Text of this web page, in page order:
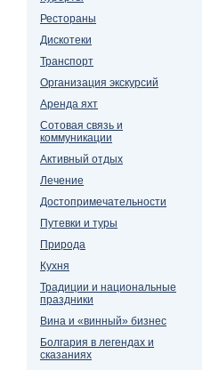
Рестораны
Дискотеки
Транспорт
Организация экскурсий
Аренда яхт
Сотовая связь и
коммуникации
Активный отдых
Лечение
Достопримечательности
Путевки и туры
Природа
Кухня
Традиции и национальные
праздники
Вина и «винный» бизнес
Болгария в легендах и
сказаниях